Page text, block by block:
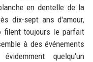
en dentelle de la
dix-sept ans d'amour,
filent toujours le parfait
à des événements
quelqu'un